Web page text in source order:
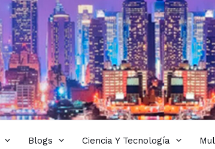
Blogs Ciencia Y Tecnología